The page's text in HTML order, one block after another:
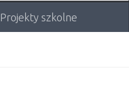
Projekty szkolne